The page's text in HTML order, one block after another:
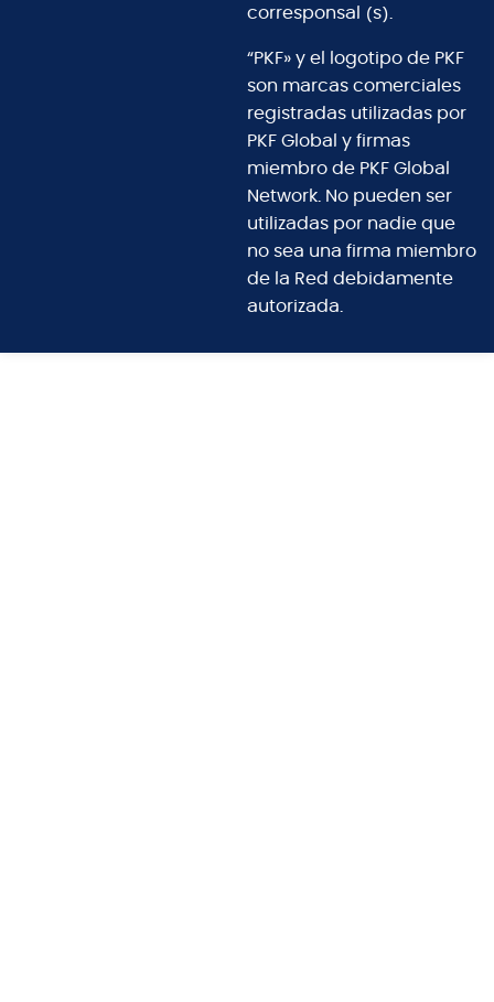
corresponsal (s).
“PKF» y el logotipo de PKF
son marcas comerciales
registradas utilizadas por
PKF Global y firmas
miembro de PKF Global
Network. No pueden ser
utilizadas por nadie que
no sea una firma miembro
de la Red debidamente
autorizada.